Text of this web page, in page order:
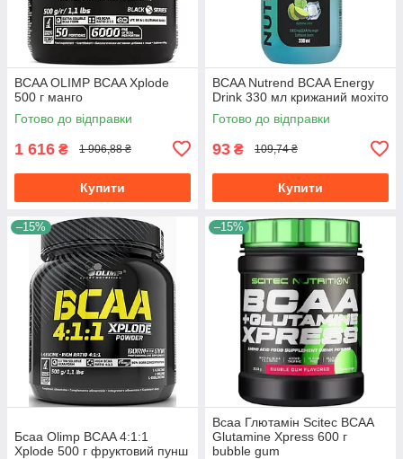
BCAA OLIMP BCAA Xplode
500 г манго
Готово до відправки
1 616 ₴ 1 906,88 ₴
Купити
BCAA Nutrend BCAA Energy
Drink 330 мл крижаний мохіто
Готово до відправки
93 ₴ 109,74 ₴
Купити
–15%
Бсаа Olimp BCAA 4:1:1
Xplode 500 г фруктовий пунш
–15%
Всаа Глютамін Scitec BCAA
Glutamine Xpress 600 г
bubble gum